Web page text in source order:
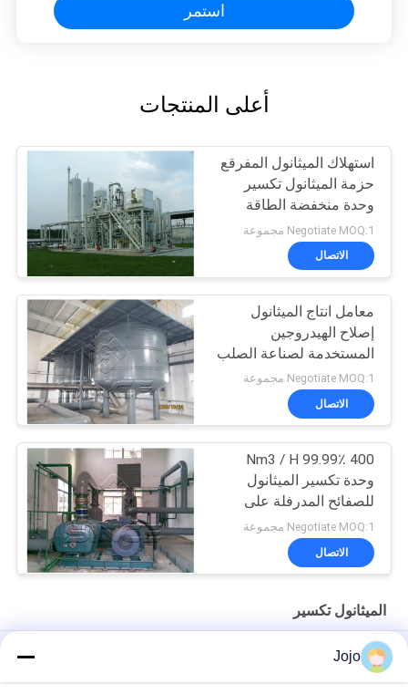
استمر
أعلى المنتجات
استهلاك الميثانول المفرقع
حزمة الميثانول تكسير
وحدة منخفضة الطاقة
Negotiate MOQ:1 مجموعة
الاتصال
معامل انتاج الميثانول
إصلاح الهيدروجين
المستخدمة لصناعة الصلب
Negotiate MOQ:1 مجموعة
الاتصال
400 Nm3 / H 99.99٪
وحدة تكسير الميثانول
للصفائح المدرفلة على
البارد
Negotiate MOQ:1 مجموعة
الاتصال
الميثانول تكسير
الانبعاثات وتكلفة كهرباء منخفضة للغاية
Jojo